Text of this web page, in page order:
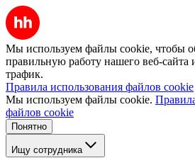
Мы используем файлы cookie, чтобы
правильную работу нашего веб-сайта
трафик.
Правила использования файлов cookie
Мы используем файлы cookie.
файлов cookie
Понятно
Ищу сотрудника